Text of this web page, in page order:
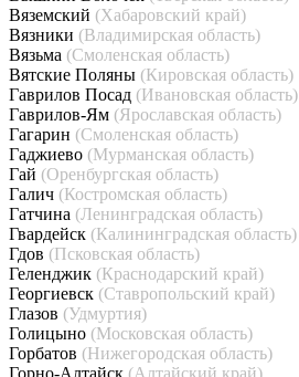
Вяземский (Хабаровский край)
Вязники (Владимирская область)
Вязьма (Смоленская область)
Вятские Поляны (Кировская область)
Гаврилов Посад (Ивановская область)
Гаврилов-Ям (Ярославская область)
Гагарин (Смоленская область)
Гаджиево (Мурманская область)
Гай (Оренбургская область)
Галич (Костромская область)
Гатчина (Ленинградская область)
Гвардейск (Калининградская область)
Гдов (Псковская область)
Геленджик (Краснодарский край)
Георгиевск (Ставропольский край)
Глазов (Удмуртия)
Голицыно (Московская область)
Горбатов (Нижегородская область)